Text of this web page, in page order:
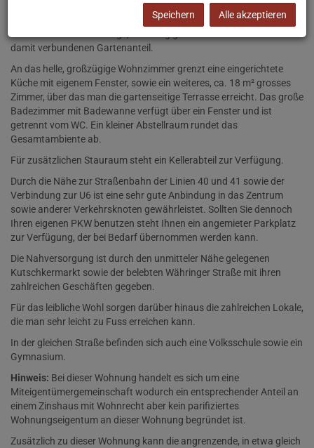
Die in der Nähe zum beliebten Kutschkermarkt gelegene Wohnung
damit verbundenen Gartenanteil.
An das helle, großzügige Wohnzimmer grenzt eine eingerichtete
Küche mit eigenem Fenster, sowie ein weiteres, ca. 18 m²grosses
Zimmer, über das man die gartenseitige Terrasse erreicht. Das große
Badezimmer mit Badewanne verfügt über ein Fenster und ist
getrennt vom WC. Ein kleiner Abstellraum rundet das
Gesamtambiente ab.
Für zusätzlichen Stauraum steht ein Kellerabteil zur Verfügung.
Durch die Nähe zur Straßenbahn der Linien 40 und 41 sowie der
Verbindung zur U6 ist eine sehr gute Anbindung in das Zentrum
sowie anderer Verkehrsknoten gewährleistet. Sollten Sie dennoch
Ihren eigenen PKW benutzen steht Ihnen ein angemieter Parkplatz
zur Verfügung, der bei Bedarf übernommen werden kann.
Die Nahversorgung ist durch den unmitteler Nähe gelegenen
Kutschkermarkt sowie der belebten Währinger Straße mit ihren
zahlreichen Geschäften gegeben.
Für das leibliche Wohl sorgen darüber hinaus die zahlreichen Lokale,
die man sehr leicht zu Fuss erreichen kann.
In der gleichen Straße befinden sich auch eine Volksschule sowie ein
Gymnasium.
Hinweis: Bei dieser Wohnung handelt es sich um eine
Miteigentümergemeinschaft wodurch ein entsprechender Anteil an
einem Zinshaus mit Wohnrecht aber kein parifiziertes
Wohnungseigentum an dieser Wohnung begründet ist.
Zusätzlich zu dieser Wohnung kann die angrenzende, in etwa gleich
Speichern Alle akzeptieren